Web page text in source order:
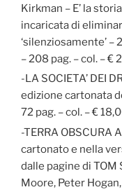
Kirkman – E’ la
incaricata di
‘silenziosamente’ –
– 208 pag. – col. – €
-LA SOCIETA’ DEI
edizione cartonata
72 pag. – col. – €
-TERRA OBSCURA
cartonato e nella
dalle pagine di TOM
Moore, Peter